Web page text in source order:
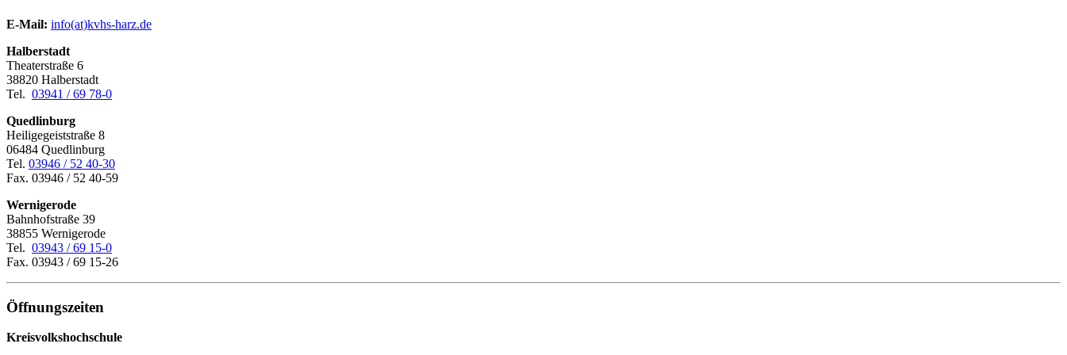
E-Mail: info(at)kvhs-harz.de
Halberstadt
Theaterstraße 6
38820 Halberstadt
Tel. 03941 / 69 78-0
Quedlinburg
Heiligegeiststraße 8
06484 Quedlinburg
Tel. 03946 / 52 40-30
Fax. 03946 / 52 40-59
Wernigerode
Bahnhofstraße 39
38855 Wernigerode
Tel. 03943 / 69 15-0
Fax. 03943 / 69 15-26
Öffnungszeiten
Kreisvolkshochschule